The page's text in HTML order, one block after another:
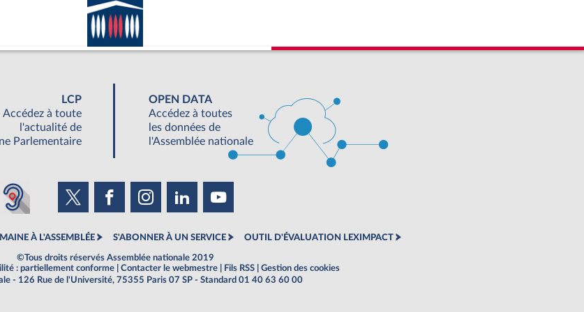
LCP
Accédez à toute
l'actualité de
Parlementaire
OPEN DATA
Accédez à toutes
les données de
l'Assemblée nationale
À L'ASSEMBLÉE S'ABONNER À UN SERVICE OUTIL D'ÉVALUATION LEXIMPACT
©Tous droits réservés Assemblée nationale 2019
: partiellement conforme Contacter le webmestre Fils RSS
Gestion des cookies
- 126 Rue de l'Université, 75355 Paris 07 SP - Standard 01 40 63 60 00